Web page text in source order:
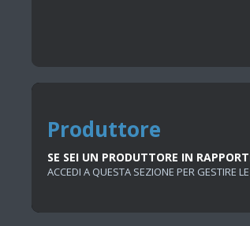
Produttore
SE SEI UN PRODUTTORE IN
ACCEDI A QUESTA SEZIONE PER GESTIRE